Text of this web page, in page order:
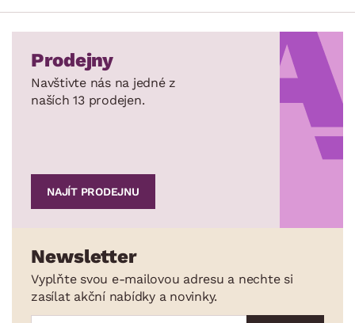
Prodejny
Navštivte nás na jedné z
naších 13 prodejen.
NAJÍT PRODEJNU
Newsletter
Vyplňte svou e-mailovou adresu a nechte si
zasílat akční nabídky a novinky.